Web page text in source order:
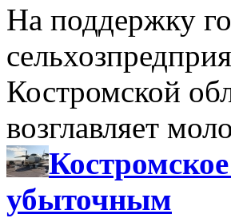
На поддержку
Костромской
возглавляет
убыточным